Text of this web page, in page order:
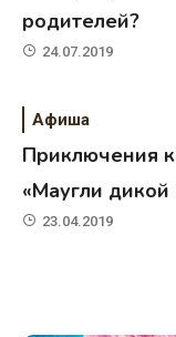
родителей?
24.07.2019
Афиша
Приключения
«Маугли дикой
23.04.2019